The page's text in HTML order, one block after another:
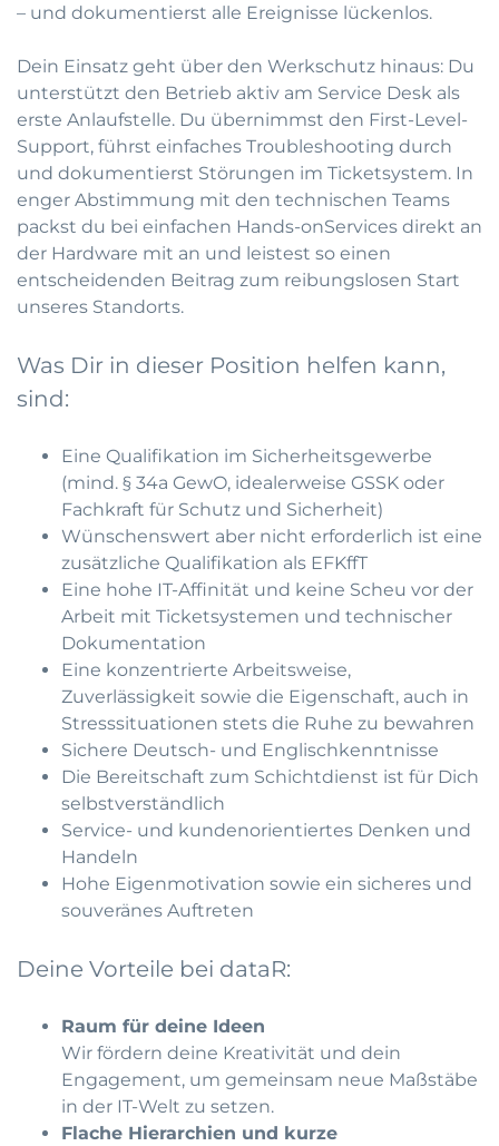
– und dokumentierst alle Ereignisse lückenlos.
Dein Einsatz geht über den Werkschutz hinaus: Du
unterstützt den Betrieb aktiv am Service Desk als
erste Anlaufstelle. Du übernimmst den First-Level-
Support, führst einfaches Troubleshooting durch
und dokumentierst Störungen im Ticketsystem. In
enger Abstimmung mit den technischen Teams
packst du bei einfachen Hands-onServices direkt an
der Hardware mit an und leistest so einen
entscheidenden Beitrag zum reibungslosen Start
unseres Standorts.
Was Dir in dieser Position helfen kann,
sind:
Eine Qualifikation im Sicherheitsgewerbe
(mind. § 34a GewO, idealerweise GSSK oder
Fachkraft für Schutz und Sicherheit)
Wünschenswert aber nicht erforderlich ist eine
zusätzliche Qualifikation als EFKffT
Eine hohe IT-Affinität und keine Scheu vor der
Arbeit mit Ticketsystemen und technischer
Dokumentation
Eine konzentrierte Arbeitsweise,
Zuverlässigkeit sowie die Eigenschaft, auch in
Stresssituationen stets die Ruhe zu bewahren
Sichere Deutsch- und Englischkenntnisse
Die Bereitschaft zum Schichtdienst ist für Dich
selbstverständlich
Service- und kundenorientiertes Denken und
Handeln
Hohe Eigenmotivation sowie ein sicheres und
souveränes Auftreten
Deine Vorteile bei dataR:
Raum für deine Ideen
Wir fördern deine Kreativität und dein
Engagement, um gemeinsam neue Maßstäbe
in der IT-Welt zu setzen.
Flache Hierarchien und kurze